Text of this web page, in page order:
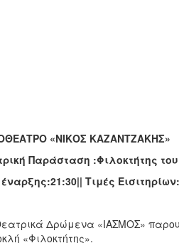
«ΝΙΚΟΣ ΚΑΖΑΝΤΖΑΚΗΣ»
Παράσταση :Φιλοκτήτης
Τιμές
Δρώμενα «ΙΑΣΜΟΣ»
«Φιλοκτήτης».